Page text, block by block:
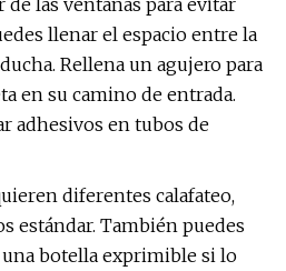
de las ventanas para evitar
llenar el espacio entre la
Rellena un agujero para
en su camino de entrada.
adhesivos en tubos de
diferentes calafateo,
estándar. También puedes
botella exprimible si lo